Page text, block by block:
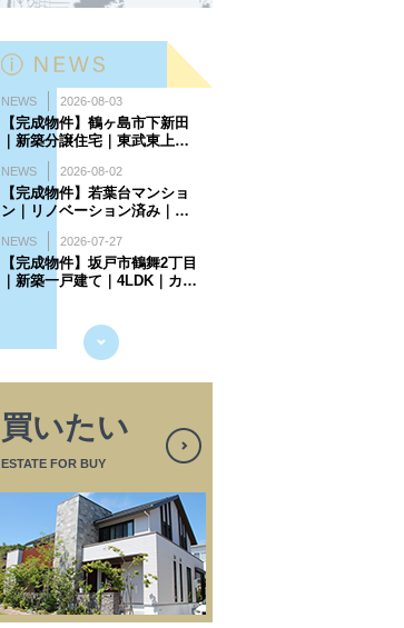
買いたい
ESTATE FOR BUY